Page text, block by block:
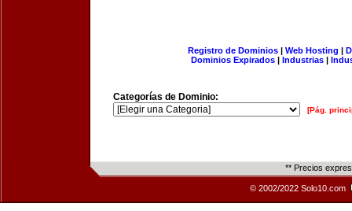
Registro de Dominios| Web Hosting |
Dominios Expirados | Industrias |
Categorías de Dominio:
[Pág.
** Precios
© 2002/2022 Solo10.com